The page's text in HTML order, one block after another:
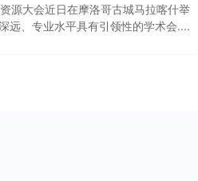
源大会近日在摩洛哥古城马拉喀什举
远、专业水平具有引领性的学术会....